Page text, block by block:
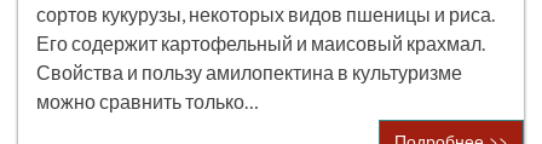
сортов кукурузы, некоторых видов пшеницы и риса.
Его содержит картофельный и маисовый крахмал.
Свойства и пользу амилопектина в культуризме
можно сравнить только…